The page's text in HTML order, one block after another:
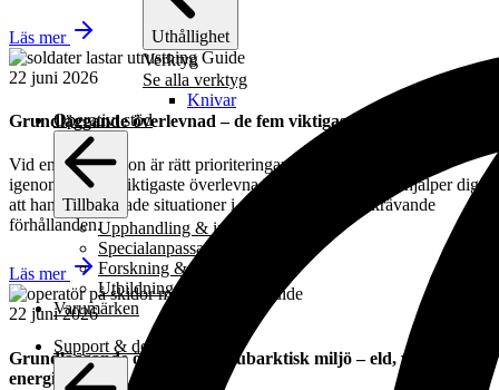
Uthållighet
Verktyg
Se alla verktyg
Knivar
Operativt stöd
Tillbaka
Upphandling & inköpsstöd
Specialanpassade lösningar
Forskning & utveckling
Utbildning
Varumärken
Support & dokumentation
Läs mer
Guide
22 juni 2026
Grundläggande överlevnad – de fem viktigaste färdigheterna
Vid en nödsituation är rätt prioriteringar avgörande. Här går vi
igenom de fem viktigaste överlevnadsfärdigheterna som hjälper dig
att hantera oväntade situationer i naturen och under krävande
förhållanden.
Läs mer
Guide
22 juni 2026
Grundläggande överlevnad i subarktisk miljö – eld, vatten och
energi